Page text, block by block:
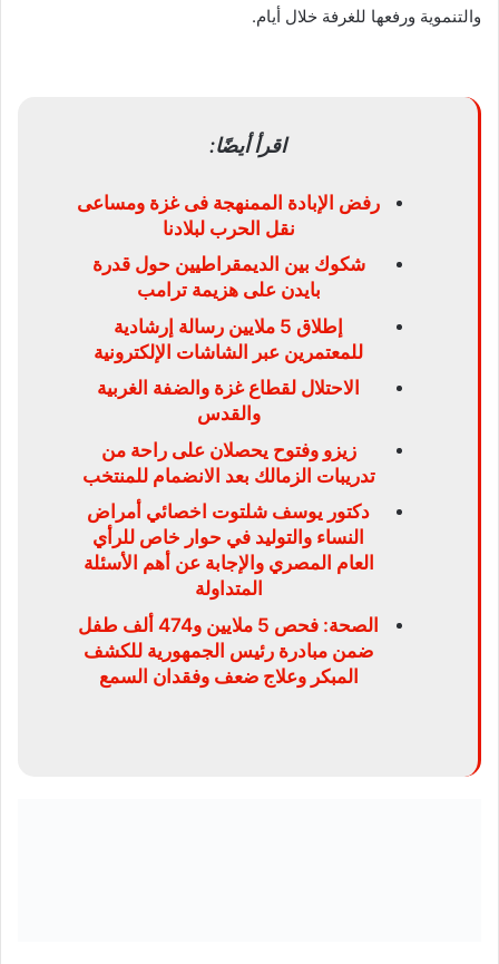
والتنموية ورفعها للغرفة خلال أيام.
اقرأ أيضًا:
رفض الإبادة الممنهجة فى غزة ومساعى
نقل الحرب لبلادنا
شكوك بين الديمقراطيين حول قدرة
بايدن على هزيمة ترامب
إطلاق 5 ملايين رسالة إرشادية
للمعتمرين عبر الشاشات الإلكترونية
الاحتلال لقطاع غزة والضفة الغربية
والقدس
زيزو وفتوح يحصلان على راحة من
تدريبات الزمالك بعد الانضمام للمنتخب
دكتور يوسف شلتوت اخصائي أمراض
النساء والتوليد في حوار خاص للرأي
العام المصري والإجابة عن أهم الأسئلة
المتداولة
الصحة: فحص 5 ملايين و474 ألف طفل
ضمن مبادرة رئيس الجمهورية للكشف
المبكر وعلاج ضعف وفقدان السمع